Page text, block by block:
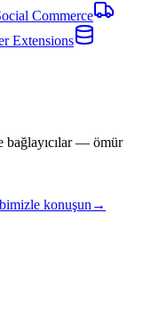
Commerce
Extensions
bağlayıcılar — ömür
konuşun →